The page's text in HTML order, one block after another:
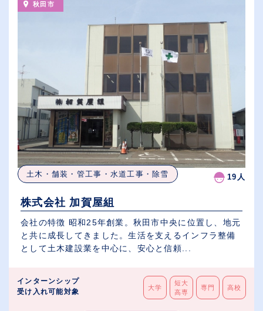
秋田市
土木・舗装・管工事・水道工事・除雪 19人
株式会社 加賀屋組
会社の特徴 昭和25年創業。秋田市中央に位置し、地元
と共に成長してきました。生活を支えるインフラ整備
として土木建設業を中心に、安心と信頼...
インターンシップ
受け入れ可能対象
大学
短大
高専
専門 高校